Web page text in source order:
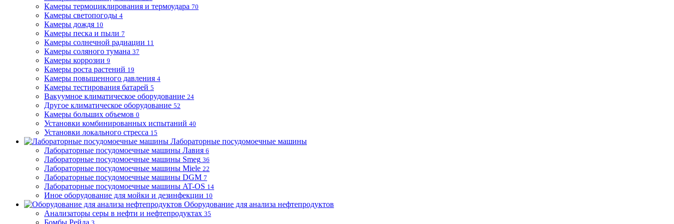
Камеры термоциклирования и термоудара 70
Камеры светопогоды 4
Камеры дождя 10
Камеры песка и пыли 7
Камеры солнечной радиации 11
Камеры соляного тумана 37
Камеры коррозии 9
Камеры роста растений 19
Камеры повышенного давления 4
Камеры тестирования батарей 5
Вакуумное климатическое оборудование 24
Другое климатическое оборудование 52
Камеры больших объемов 0
Установки комбинированных испытаний 40
Установки локального стресса 15
Лабораторные посудомоечные машины
Лабораторные посудомоечные машины Лавия 6
Лабораторные посудомоечные машины Smeg 36
Лабораторные посудомоечные машины Miele 22
Лабораторные посудомоечные машины DGM 7
Лабораторные посудомоечные машины AT-OS 14
Иное оборудование для мойки и дезинфекции 10
Оборудование для анализа нефтепродуктов
Анализаторы серы в нефти и нефтепродуктах 35
Бомбы Рейда